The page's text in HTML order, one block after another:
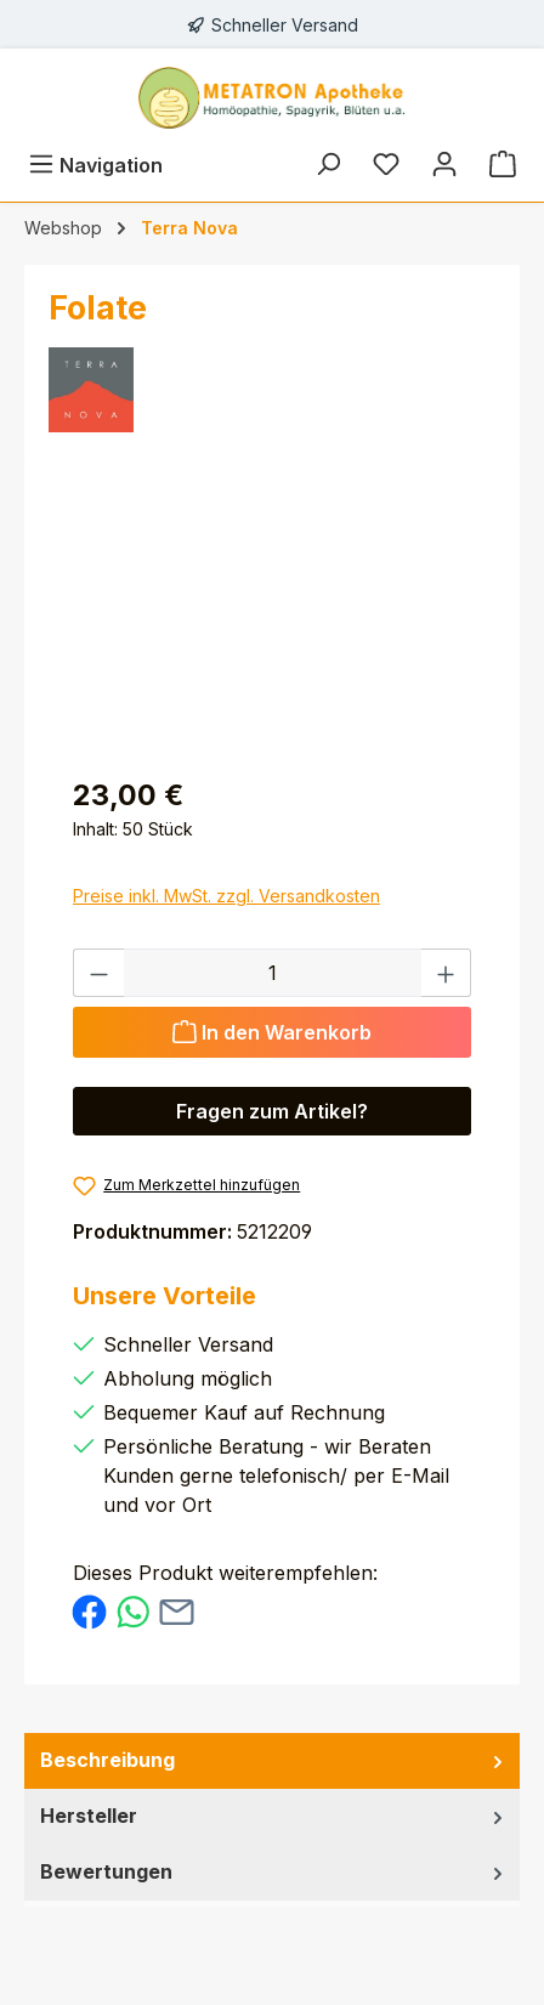
Schneller Versand
Navigation
Webshop Terra Nova
Folate
23,00 €
Inhalt: 50 Stück
Preise inkl. MwSt. zzgl. Versandkosten
Produkt Anzahl: Gib den gewünschten Wert ein
In den Warenkorb
Fragen zum Artikel?
Zum Merkzettel hinzufügen
Produktnummer: 5212209
Unsere Vorteile
Schneller Versand
Abholung möglich
Bequemer Kauf auf Rechnung
Persönliche Beratung - wir Beraten
Kunden gerne telefonisch/ per E-Mail
und vor Ort
Dieses Produkt weiterempfehlen:
Beschreibung
Hersteller
Bewertungen